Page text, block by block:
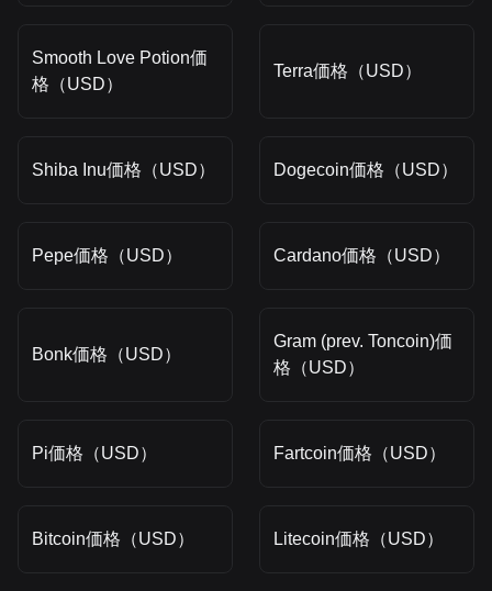
Smooth Love Potion価
格（USD）
Terra価格（USD）
Shiba Inu価格（USD） Dogecoin価格（USD）
Pepe価格（USD） Cardano価格（USD）
Bonk価格（USD）
Gram (prev. Toncoin)価
格（USD）
Pi価格（USD） Fartcoin価格（USD）
Bitcoin価格（USD） Litecoin価格（USD）